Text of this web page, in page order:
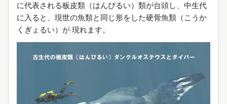
に代表される板皮類（はんぴるい）類が台頭し、中生代
に入ると、現世の魚類と同じ形をした硬骨魚類（こうか
くぎょるい）が 現れます。